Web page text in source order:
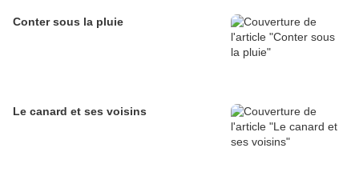
Conter sous la pluie
Le canard et ses voisins